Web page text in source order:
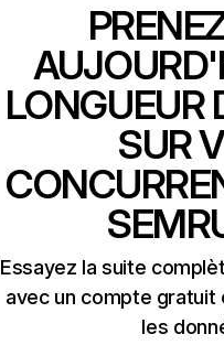
LONGUEUR
SUR
Essayez la suite
avec un compte
les